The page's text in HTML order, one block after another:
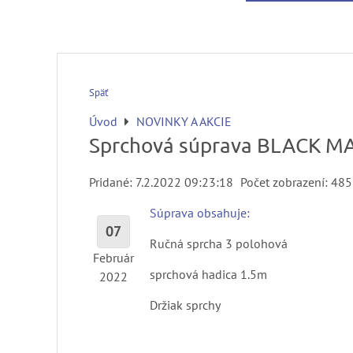
Späť
Úvod NOVINKY A AKCIE
Sprchová súprava BLACK
Pridané: 7.2.2022 09:23:18 Počet zobrazení: 485
07
Február
2022
Súprava obsahuje:
Ručná sprcha 3 polohová
sprchová hadica 1.5m
Držiak sprchy